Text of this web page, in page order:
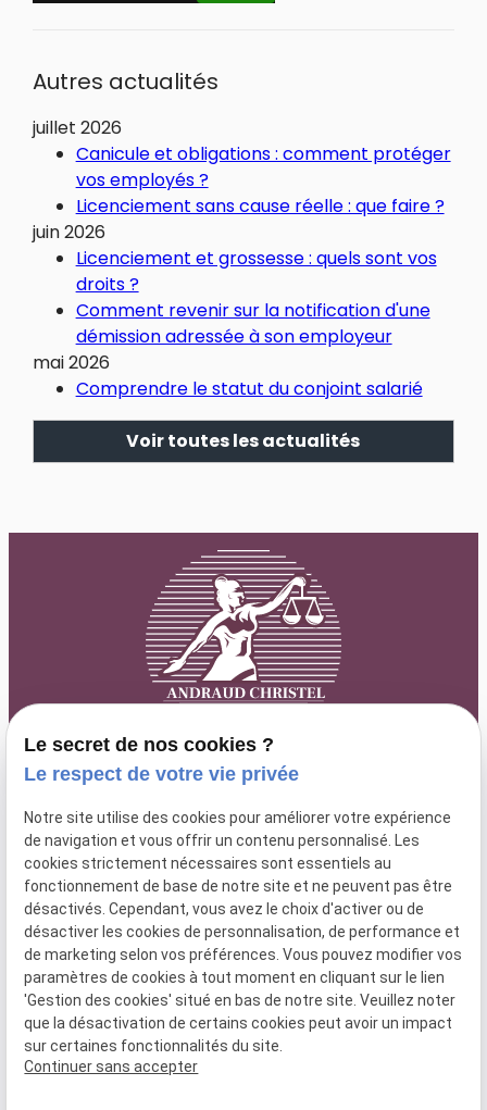
Autres actualités
juillet 2026
Canicule et obligations : comment protéger
vos employés ?
Licenciement sans cause réelle : que faire ?
juin 2026
Licenciement et grossesse : quels sont vos
droits ?
Comment revenir sur la notification d'une
démission adressée à son employeur
mai 2026
Comprendre le statut du conjoint salarié
Voir toutes les actualités
04 84 89 15 87
63 rue Paradis
13006 MARSEILLE
lundi au
vendredi : 9h
- 18h30
52025096000066
Plan du
site
Mentions
légales
Politique de
confidentialité
Le secret de nos cookies ?
Le respect de votre vie privée
Notre site utilise des cookies pour améliorer votre expérience
de navigation et vous offrir un contenu personnalisé. Les
cookies strictement nécessaires sont essentiels au
fonctionnement de base de notre site et ne peuvent pas être
désactivés. Cependant, vous avez le choix d'activer ou de
désactiver les cookies de personnalisation, de performance et
de marketing selon vos préférences. Vous pouvez modifier vos
paramètres de cookies à tout moment en cliquant sur le lien
'Gestion des cookies' situé en bas de notre site. Veuillez noter
que la désactivation de certains cookies peut avoir un impact
sur certaines fonctionnalités du site.
Continuer sans accepter